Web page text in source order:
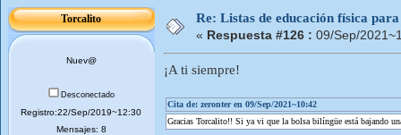
Torcalito
Nuev@
Desconectado
Registro:22/Sep/2019~12:30
Mensajes: 8
Re: Listas de educación física
« Respuesta #126 : 09/Sep/
¡A ti siempre!
Cita de: zeronter en 09/Sep/2021~10:42
Gracias Torcalito!! Si ya vi que la bolsa bilíngüe está bajando